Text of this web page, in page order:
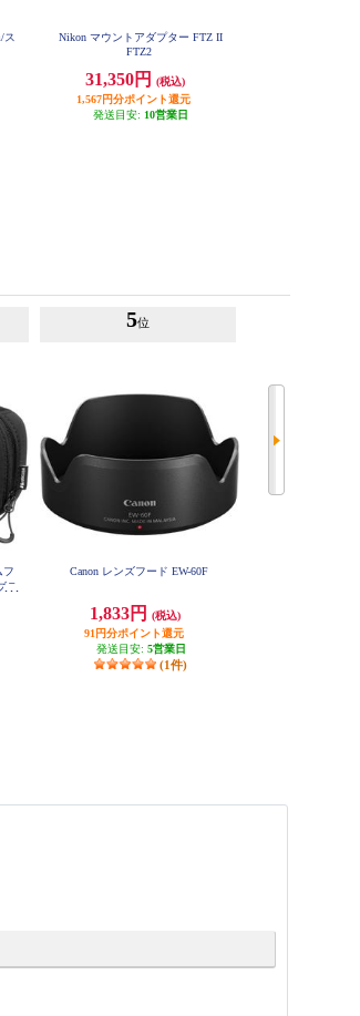
ス
Nikon マウントアダプター FTZ II
FTZ2
31,350円
(税込)
1,567円分ポイント還元
発送目安: 10営業日
フ
ラ
5位
Canon レンズフード EW-60F
1,833円
(税込)
91円分ポイント還元
発送目安: 5営業日
(1件)